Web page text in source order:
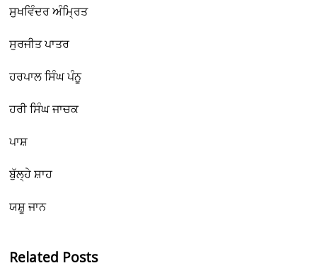
ਸੁਖਵਿੰਦਰ ਅੰਮ੍ਰਿਤ
ਸੁਰਜੀਤ ਪਾਤਰ
ਹਰਪਾਲ ਸਿੰਘ ਪੰਨੂ
ਹਰੀ ਸਿੰਘ ਜਾਚਕ
ਪਾਸ਼
ਬੁੱਲ੍ਹੇ ਸ਼ਾਹ
ਯਸ਼ੂ ਜਾਨ
Related Posts